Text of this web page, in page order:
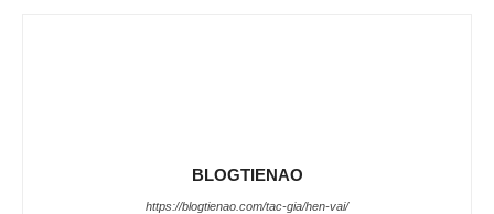
BLOGTIENAO
https://blogtienao.com/tac-gia/hen-vai/